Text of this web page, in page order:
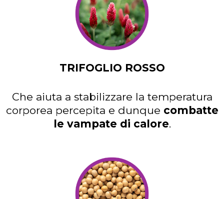
TRIFOGLIO ROSSO
Che aiuta a stabilizzare la temperatura
corporea percepita e dunque combatte
le vampate di calore.